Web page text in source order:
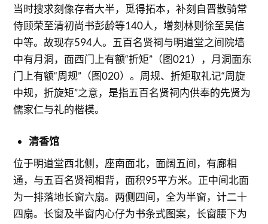
当时搜求刻像存者大半，觅得拓本，补刻自晋散骑常
侍顾荣至清初尚书彭龄等140人，增刻林则徐至吴信
中等。故现存594人。五百名贤祠与明道堂之间院墙
中有月洞，面西门上有额“折矩”（图021），月洞面东
门上有额“周规”（图020）。周规、折矩取礼记“周旋
中规，折旋矩”之意，是指五百名贤祠内供奉的先贤为
儒家仁与礼的楷模。
清香馆
位于明道堂西北侧，座南面北，面阔五间，有廊相
通，与五百名贤祠相背，面积95平方米。正中间北面
为一排落地长窗六扇。两侧四间，全为半窗，计二十
四扇。长窗及半窗内心仔为书条式图案，长窗腰下为